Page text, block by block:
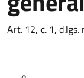
Art. 12, c. 1,